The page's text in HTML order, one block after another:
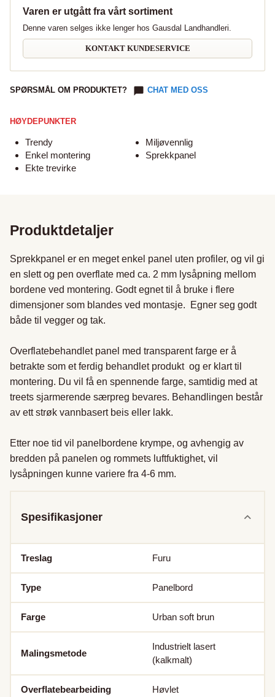
Varen er utgått fra vårt sortiment
Denne varen selges ikke lenger hos Gausdal Landhandleri.
KONTAKT KUNDESERVICE
SPØRSMÅL OM PRODUKTET? CHAT MED OSS
HØYDEPUNKTER
Trendy
Enkel montering
Ekte trevirke
Miljøvennlig
Sprekkpanel
Produktdetaljer
Sprekkpanel er en meget enkel panel uten profiler, og vil gi
en slett og pen overflate med ca. 2 mm lysåpning mellom
bordene ved montering. Godt egnet til å bruke i flere
dimensjoner som blandes ved montasje.  Egner seg godt
både til vegger og tak.
Overflatebehandlet panel med transparent farge er å
betrakte som et ferdig behandlet produkt  og er klart til
montering. Du vil få en spennende farge, samtidig med at
treets sjarmerende særpreg bevares. Behandlingen består
av ett strøk vannbasert beis eller lakk.
Etter noe tid vil panelbordene krympe, og avhengig av
bredden på panelen og rommets luftfuktighet, vil
lysåpningen kunne variere fra 4-6 mm.
Spesifikasjoner
Treslag Furu
Type Panelbord
Farge Urban soft brun
Malingsmetode
Industrielt lasert
(kalkmalt)
Overflatebearbeiding Høvlet